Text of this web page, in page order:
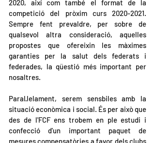
2020, així com també el format de la
competició del pròxim curs 2020-2021.
Sempre fent prevaldre, per sobre de
qualsevol altra consideració, aquelles
propostes que ofereixin les màximes
garanties per la salut dels federats i
federades, la qüestió més important per
nosaltres.
Paral·lelament, serem sensbiles amb la
situació econòmica i social. És per això que
des de l'FCF ens trobem en ple estudi i
confecció d'un important paquet de
mesures compensatòries a favor dels clubs